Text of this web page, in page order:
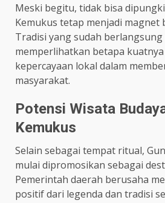
Meski begitu, tidak bisa
Kemukus tetap menjadi magnet
Tradisi yang sudah
memperlihatkan betapa
kepercayaan lokal dalam
masyarakat.
Potensi Wisata
Kemukus
Selain sebagai tempat ritual,
mulai dipromosikan sebagai
Pemerintah daerah berusaha
positif dari legenda dan tradisi